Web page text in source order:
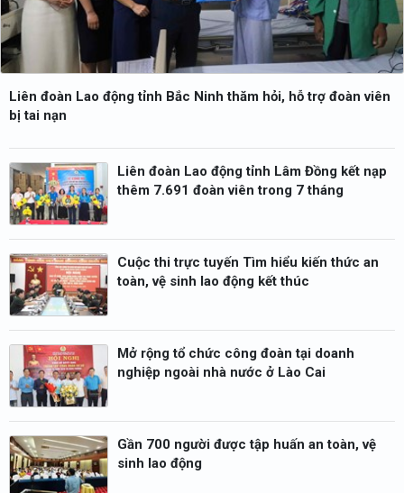
Liên đoàn Lao động tỉnh Bắc Ninh thăm hỏi, hỗ trợ đoàn viên
bị tai nạn
Liên đoàn Lao động tỉnh Lâm Đồng kết nạp
thêm 7.691 đoàn viên trong 7 tháng
Cuộc thi trực tuyến Tìm hiểu kiến thức an
toàn, vệ sinh lao động kết thúc
Mở rộng tổ chức công đoàn tại doanh
nghiệp ngoài nhà nước ở Lào Cai
Gần 700 người được tập huấn an toàn, vệ
sinh lao động